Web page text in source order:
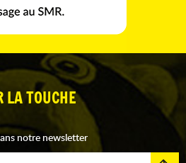
LA TOUCHE
notre newsletter